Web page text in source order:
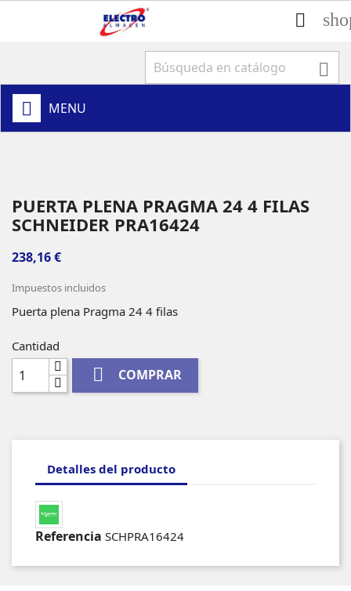


MENU
PUERTA PLENA PRAGMA 24 4 FILAS
SCHNEIDER PRA16424
238,16 €
Impuestos incluidos
Puerta plena Pragma 24 4 filas
Cantidad
 COMPRAR
Detalles del producto
Referencia SCHPRA16424